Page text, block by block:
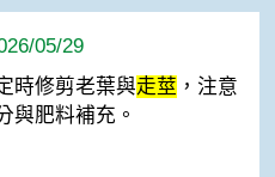
05/29
時修剪老葉與走莖 ，注意
與肥料補充。